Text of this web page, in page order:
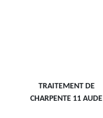
TRAITEMENT DE
CHARPENTE 11 AUDE